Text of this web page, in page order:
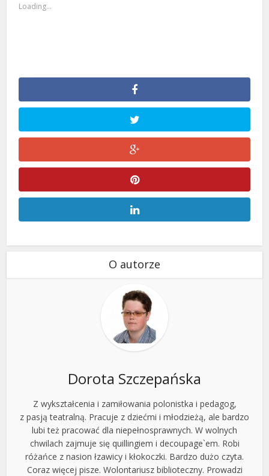
Loading...
O autorze
Dorota Szczepańska
Z wykształcenia i zamiłowania polonistka i pedagog,
z pasją teatralną. Pracuje z dziećmi i młodzieżą, ale bardzo
lubi też pracować dla niepełnosprawnych. W wolnych
chwilach zajmuje się quillingiem i decoupage`em. Robi
różańce z nasion łzawicy i kłokoczki. Bardzo dużo czyta.
Coraz więcej pisze. Wolontariusz biblioteczny. Prowadzi